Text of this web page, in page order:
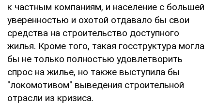
к частным компаниям, и население с большей
уверенностью и охотой отдавало бы свои
средства на строительство доступного
жилья. Кроме того, такая госструктура могла
бы не только полностью удовлетворить
спрос на жилье, но также выступила бы
"локомотивом" выведения строительной
отрасли из кризиса.